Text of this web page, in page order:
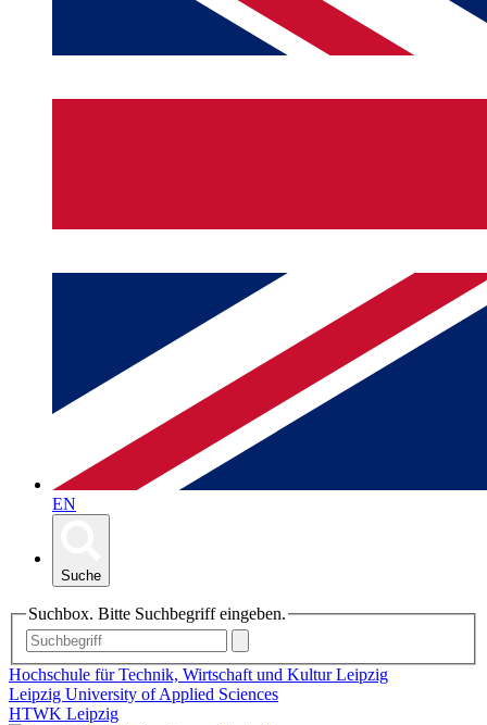
EN
Suche
Suchbox. Bitte Suchbegriff eingeben.
Hochschule für Technik, Wirtschaft und Kultur Leipzig
Leipzig University of Applied Sciences
HTWK Leipzig